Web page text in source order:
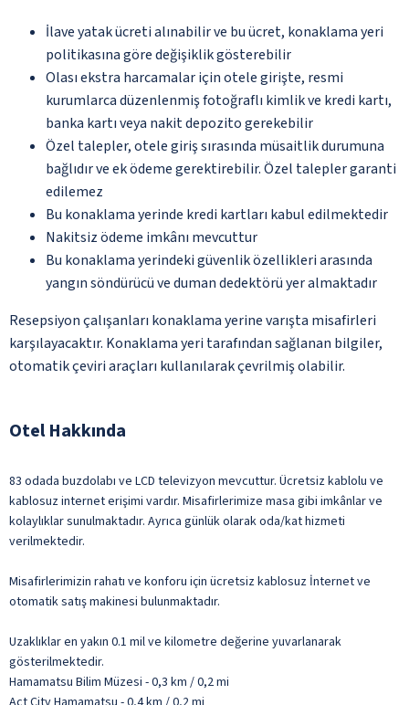
İlave yatak ücreti alınabilir ve bu ücret, konaklama yeri
politikasına göre değişiklik gösterebilir
Olası ekstra harcamalar için otele girişte, resmi
kurumlarca düzenlenmiş fotoğraflı kimlik ve kredi kartı,
banka kartı veya nakit depozito gerekebilir
Özel talepler, otele giriş sırasında müsaitlik durumuna
bağlıdır ve ek ödeme gerektirebilir. Özel talepler garanti
edilemez
Bu konaklama yerinde kredi kartları kabul edilmektedir
Nakitsiz ödeme imkânı mevcuttur
Bu konaklama yerindeki güvenlik özellikleri arasında
yangın söndürücü ve duman dedektörü yer almaktadır
Resepsiyon çalışanları konaklama yerine varışta misafirleri
karşılayacaktır. Konaklama yeri tarafından sağlanan bilgiler,
otomatik çeviri araçları kullanılarak çevrilmiş olabilir.
Otel Hakkında
83 odada buzdolabı ve LCD televizyon mevcuttur. Ücretsiz kablolu ve
kablosuz internet erişimi vardır. Misafirlerimize masa gibi imkânlar ve
kolaylıklar sunulmaktadır. Ayrıca günlük olarak oda/kat hizmeti
verilmektedir.
Misafirlerimizin rahatı ve konforu için ücretsiz kablosuz İnternet ve
otomatik satış makinesi bulunmaktadır.
Uzaklıklar en yakın 0.1 mil ve kilometre değerine yuvarlanarak
gösterilmektedir.
Hamamatsu Bilim Müzesi - 0,3 km / 0,2 mi